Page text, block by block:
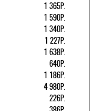
1 365Р.
1 590Р.
1 340Р.
1 227Р.
1 638Р.
640Р.
1 186Р.
4 980Р.
226Р.